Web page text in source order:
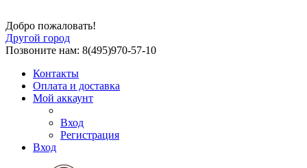
Добро пожаловать!
Другой город
Позвоните нам: 8(495)970-57-10
Контакты
Оплата и доставка
Мой аккаунт
Вход
Регистрация
Вход